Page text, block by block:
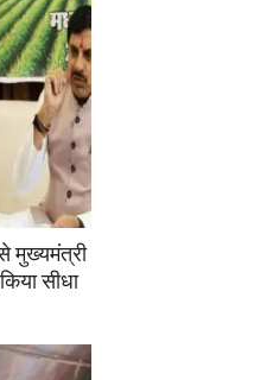
मुख्यमंत्री
सीधा